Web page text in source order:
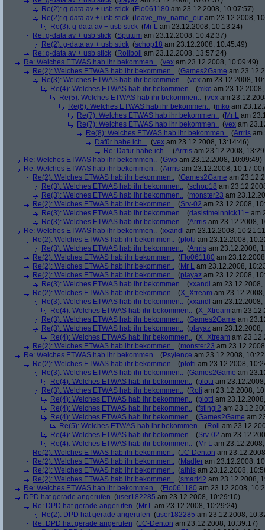
Re(2): g-data av + usb stick (Flo061180 am 23.12.2008, 10:07:57)
Re(2): g-data av + usb stick ( leave_my_name_out am 23.12.2008,
Re(3): g-data av + usb stick (Mr L am 23.12.2008, 10:13:24)
Re: g-data av + usb stick (Sputum am 23.12.2008, 10:42:37)
Re(2): g-data av + usb stick (schop18 am 23.12.2008, 10:45:49)
Re: g-data av + usb stick (Roliboli am 23.12.2008, 13:57:24)
Re: Welches ETWAS hab ihr bekommen.. (vex am 23.12.2008, 10:09:49)
Re(2): Welches ETWAS hab ihr bekommen.. (Games2Game am
Re(3): Welches ETWAS hab ihr bekommen.. (vex am 23.12.2008,
Re(4): Welches ETWAS hab ihr bekommen.. (mko am
Re(5): Welches ETWAS hab ihr bekommen.. (vex am
Re(6): Welches ETWAS hab ihr bekommen.. (mko am
Re(7): Welches ETWAS hab ihr bekommen.. (Mr L am
Re(7): Welches ETWAS hab ihr bekommen.. (vex am
Re(8): Welches ETWAS hab ihr bekommen.. (Arrris am
Dafür habe ich... (vex am 23.12.2008, 13:14:46)
Re: Dafür habe ich... (Arrris am 23.12.2008,
Re: Welches ETWAS hab ihr bekommen.. (Gwp am 23.12.2008, 10:09:49)
Re: Welches ETWAS hab ihr bekommen.. (Arrris am 23.12.2008, 10:17:00)
Re(2): Welches ETWAS hab ihr bekommen.. (Games2Game am
Re(3): Welches ETWAS hab ihr bekommen.. (schop18 am
Re(3): Welches ETWAS hab ihr bekommen.. (monster23 am
Re(2): Welches ETWAS hab ihr bekommen.. (Srv-02 am 23.12.2008,
Re(3): Welches ETWAS hab ihr bekommen.. (dasistmeinnick11+ am
Re(3): Welches ETWAS hab ihr bekommen.. (Arrris am 23.12.2008,
Re: Welches ETWAS hab ihr bekommen.. (xxandl am 23.12.2008,
Re(2): Welches ETWAS hab ihr bekommen.. (plotti am 23.12.2008,
Re(3): Welches ETWAS hab ihr bekommen.. (Arrris am 23.12.2008,
Re(2): Welches ETWAS hab ihr bekommen.. (Flo061180 am
Re(2): Welches ETWAS hab ihr bekommen.. (Mr L am 23.12.2008,
Re(2): Welches ETWAS hab ihr bekommen.. (playaz am 23.12.2008,
Re(3): Welches ETWAS hab ihr bekommen.. (xxandl am 23.12.2008,
Re(2): Welches ETWAS hab ihr bekommen.. (X_Xtream am
Re(3): Welches ETWAS hab ihr bekommen.. (xxandl am 23.12.2008,
Re(4): Welches ETWAS hab ihr bekommen.. (X_Xtream am
Re(3): Welches ETWAS hab ihr bekommen.. (Games2Game am
Re(3): Welches ETWAS hab ihr bekommen.. (playaz am 23.12.2008,
Re(4): Welches ETWAS hab ihr bekommen.. (X_Xtream am
Re(2): Welches ETWAS hab ihr bekommen.. (monster23 am
Re: Welches ETWAS hab ihr bekommen.. (Psylence am 23.12.2008,
Re(2): Welches ETWAS hab ihr bekommen.. (plotti am 23.12.2008,
Re(3): Welches ETWAS hab ihr bekommen.. (Games2Game am
Re(4): Welches ETWAS hab ihr bekommen.. (plotti am
Re(3): Welches ETWAS hab ihr bekommen.. (Roli am 23.12.2008,
Re(4): Welches ETWAS hab ihr bekommen.. (plotti am
Re(4): Welches ETWAS hab ihr bekommen.. (fstingl2 am
Re(4): Welches ETWAS hab ihr bekommen.. (Games2Game am
Re(5): Welches ETWAS hab ihr bekommen.. (Roli am
Re(4): Welches ETWAS hab ihr bekommen.. (Srv-02 am
Re(4): Welches ETWAS hab ihr bekommen.. (Mr L am
Re(2): Welches ETWAS hab ihr bekommen.. (JC-Denton am
Re(2): Welches ETWAS hab ihr bekommen.. (Madler am 23.12.2008,
Re(2): Welches ETWAS hab ihr bekommen.. (athis am 23.12.2008,
Re(2): Welches ETWAS hab ihr bekommen.. (smart42 am 23.12.2008,
Re: Welches ETWAS hab ihr bekommen.. (Flo061180 am 23.12.2008,
DPD hat gerade angerufen (user182285 am 23.12.2008, 10:29:10)
Re: DPD hat gerade angerufen (Mr L am 23.12.2008, 10:29:24)
Re(2): DPD hat gerade angerufen (user182285 am 23.12.2008,
Re: DPD hat gerade angerufen (JC-Denton am 23.12.2008, 10:39:17)